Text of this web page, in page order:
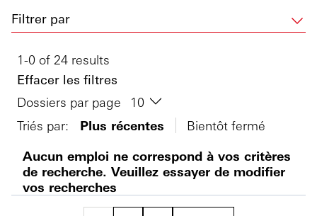
Filtrer par
1-0 of 24 results
Effacer les filtres
Dossiers par page
Triés par:
Plus récentes
Bientôt fermé
Aucun emploi ne correspond à vos critères
de recherche. Veuillez essayer de modifier
vos recherches